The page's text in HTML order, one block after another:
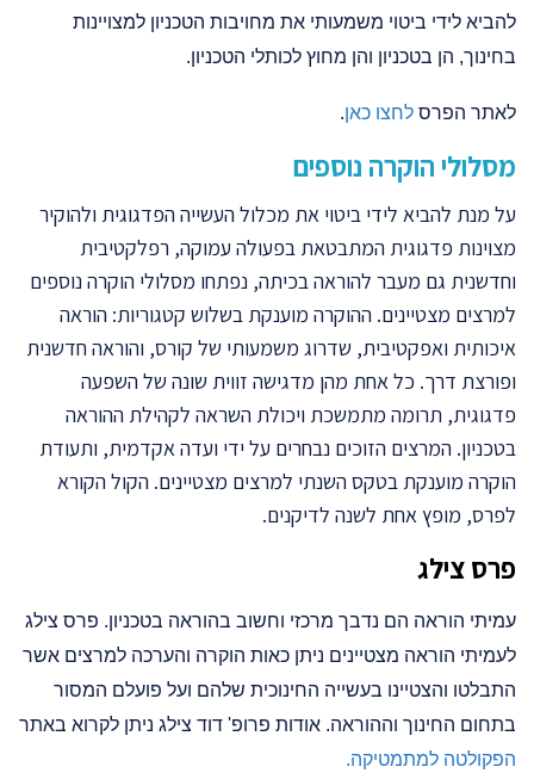
להביא לידי ביטוי משמעותי את מחויבות הטכניון למצויינות
בחינוך, הן בטכניון והן מחוץ לכותלי הטכניון.
לאתר הפרס לחצו כאן.
מסלולי הוקרה נוספים
על מנת להביא לידי ביטוי את מכלול העשייה הפדגוגית ולהוקיר
מצוינות פדגוגית המתבטאת בפעולה עמוקה, רפלקטיבית
וחדשנית גם מעבר להוראה בכיתה, נפתחו מסלולי הוקרה נוספים
למרצים מצטיינים. ההוקרה מוענקת בשלוש קטגוריות: הוראה
איכותית ואפקטיבית, שדרוג משמעותי של קורס, והוראה חדשנית
ופורצת דרך. כל אחת מהן מדגישה זווית שונה של השפעה
פדגוגית, תרומה מתמשכת ויכולת השראה לקהילת ההוראה
בטכניון. המרצים הזוכים נבחרים על ידי ועדה אקדמית, ותעודת
הוקרה מוענקת בטקס השנתי למרצים מצטיינים. הקול הקורא
לפרס, מופץ אחת לשנה לדיקנים.
פרס צילג
עמיתי הוראה הם נדבך מרכזי וחשוב בהוראה בטכניון. פרס צילג
לעמיתי הוראה מצטיינים ניתן כאות הוקרה והערכה למרצים אשר
התבלטו והצטיינו בעשייה החינוכית שלהם ועל פועלם המסור
בתחום החינוך וההוראה. אודות פרופ' דוד צילג ניתן לקרוא באתר
הפקולטה למתמטיקה.